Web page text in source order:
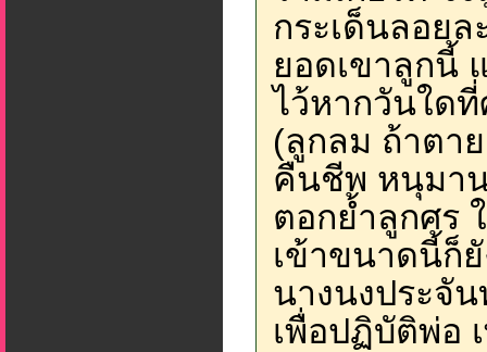
กระเด็นลอย
ยอดเขาลูกนี้
ไว้หากวันใด
(ลูกลม ถ้าตา
คืนชีพ หนุมา
ตอกย้ำลูกศร
เข้าขนาดนี้ก็
นางนงประจั
เพื่อปฏิบัติพ่อ